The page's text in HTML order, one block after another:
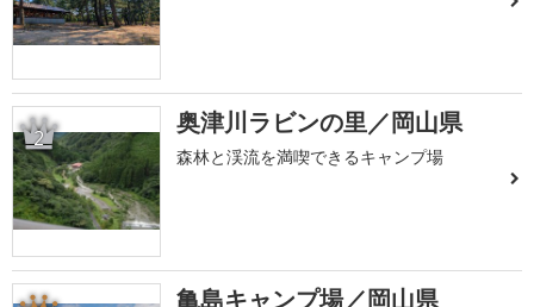
2 奥津川ラビンの里／岡山県
森林と渓流を満喫できるキャンプ場
亀島キャンプ場／岡山県